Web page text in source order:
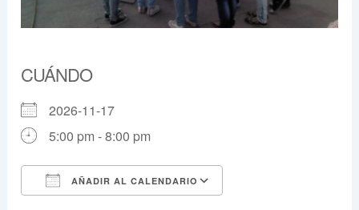
CUÁNDO
2026-11-17
5:00 pm - 8:00 pm
AÑADIR AL CALENDARIO